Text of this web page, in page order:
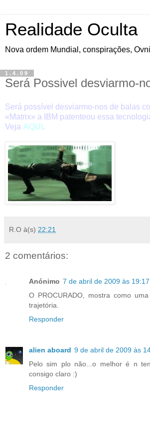
Realidade Oculta
Nova ordem Mundial, conspirações,
1.4.09
Será Possivel desviarmo-
Será possível desviarmo-nos de balas
«Matrix» a IBM patenteou essa
Veja AQUI .
R.O à(s) 22:21
2 comentários:
Anónimo 7 de abril de 2009 às 19:17
O PROCURADO, mostra como
trajetória.
Responder
alien aboard 9 de abril de 2009 às
Pelo sim plo não...o melhor é n
consigo claro :)
Responder